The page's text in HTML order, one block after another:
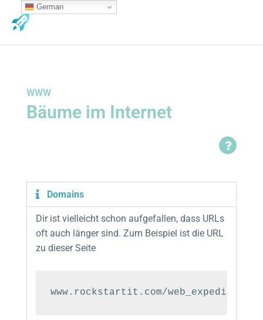
Inhalt
WWW
Bäume im Internet
Domains
Dir ist vielleicht schon aufgefallen, dass URLs
oft auch länger sind. Zum Beispiel ist die URL
zu dieser Seite
www.rockstartit.com/web_expedition/
German